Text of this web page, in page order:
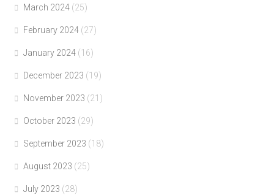
March 2024 (25)
February 2024 (27)
January 2024 (16)
December 2023 (19)
November 2023 (21)
October 2023 (29)
September 2023 (18)
August 2023 (25)
July 2023 (28)